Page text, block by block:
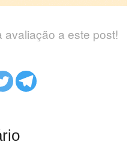
avaliação a este post!